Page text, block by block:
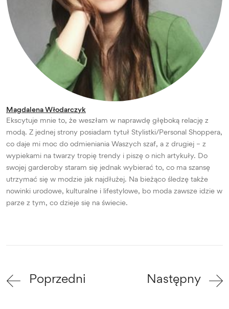
Magdalena Włodarczyk
Ekscytuje mnie to, że weszłam w naprawdę głęboką relację z
modą. Z jednej strony posiadam tytuł Stylistki/Personal Shoppera,
co daje mi moc do odmieniania Waszych szaf, a z drugiej – z
wypiekami na twarzy tropię trendy i piszę o nich artykuły. Do
swojej garderoby staram się jednak wybierać to, co ma szansę
utrzymać się w modzie jak najdłużej. Na bieżąco śledzę także
nowinki urodowe, kulturalne i lifestylowe, bo moda zawsze idzie w
parze z tym, co dzieje się na świecie.
Poprzedni Następny